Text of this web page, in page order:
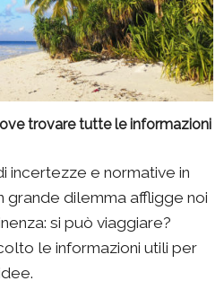
trovare tutte le informazioni
incertezze e normative in
grande dilemma affligge noi
si può viaggiare?
le informazioni utili per